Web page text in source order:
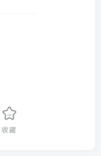
收藏